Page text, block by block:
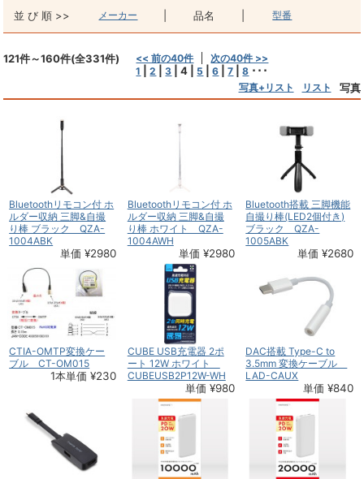
並 び 順 >> メーカー 品名 型番
121件～160件(全331件) << 前の40件
次の40件 >>
1
|2 |3 |4 5 |6 |7 |8 ･･･
写真+リスト リスト 写真
Bluetoothリモコン付 ホ
ルダー収納 三脚&自撮
り棒 ブラック QZA-
1004ABK
単価 ¥2980
Bluetoothリモコン付 ホ
ルダー収納 三脚&自撮
り棒 ホワイト QZA-
1004AWH
単価 ¥2980
Bluetooth搭載 三脚機能
自撮り棒(LED2個付き)
ブラック QZA-
1005ABK
単価 ¥2680
CTIA-OMTP変換ケー
ブル CT-OM015
1本単価 ¥230
CUBE USB充電器 2ポ
ート 12W ホワイト
CUBEUSB2P12W-WH
単価 ¥980
DAC搭載 Type-C to
3.5mm 変換ケーブル
LAD-CAUX
単価 ¥840